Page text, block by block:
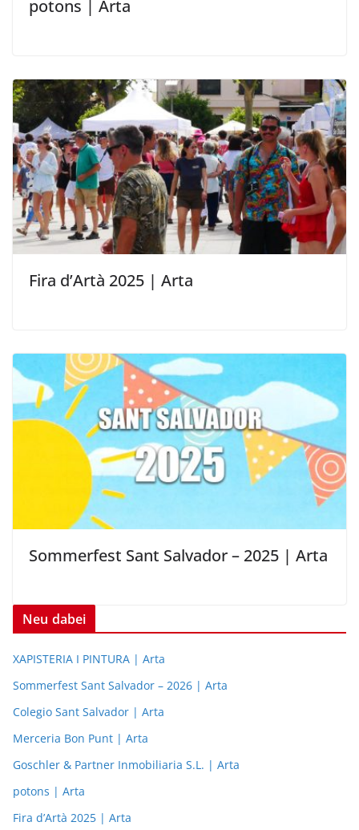
potons | Arta
Fira d’Artà 2025 | Arta
Sommerfest Sant Salvador – 2025 | Arta
Neu dabei
XAPISTERIA I PINTURA | Arta
Sommerfest Sant Salvador – 2026 | Arta
Colegio Sant Salvador | Arta
Merceria Bon Punt | Arta
Goschler & Partner Inmobiliaria S.L. | Arta
potons | Arta
Fira d’Artà 2025 | Arta